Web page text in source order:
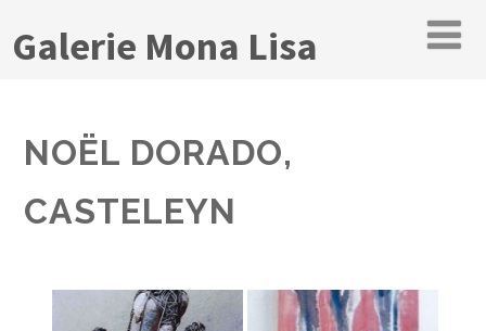
Galerie Mona Lisa
NOËL DORADO,
CASTELEYN